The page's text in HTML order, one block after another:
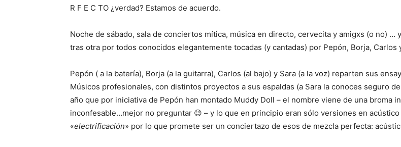
R F E C TO ¿verdad? Estamos de acuerdo.
Noche de sábado, sala de conciertos mítica, música en directo, cervecita y amigxs (o no) …
tras otra por todos conocidos elegantemente tocadas (y cantadas) por Pepón, Borja, Carlos
Pepón ( a la batería), Borja (a la guitarra), Carlos (al bajo) y Sara (a la voz) reparten sus
Músicos profesionales, con distintos proyectos a sus espaldas (a Sara la conoces seguro de
año que por iniciativa de Pepón han montado Muddy Doll – el nombre viene de una broma
inconfesable…mejor no preguntar 😉 – y lo que en principio eran sólo versiones en
«electrificación» por lo que promete ser un conciertazo de esos de mezcla perfecta: